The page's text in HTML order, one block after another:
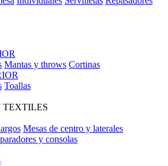
Mantas y throws Cortinas
Toallas
Mesas de centro y laterales
y consolas